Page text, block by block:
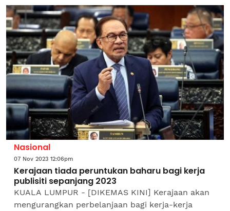
kira-kira RM500 juta...
Nasional
07 Nov 2023 12:06pm
Kerajaan tiada peruntukan baharu bagi kerja
publisiti sepanjang 2023
KUALA LUMPUR - [DIKEMAS KINI] Kerajaan akan
mengurangkan perbelanjaan bagi kerja-kerja